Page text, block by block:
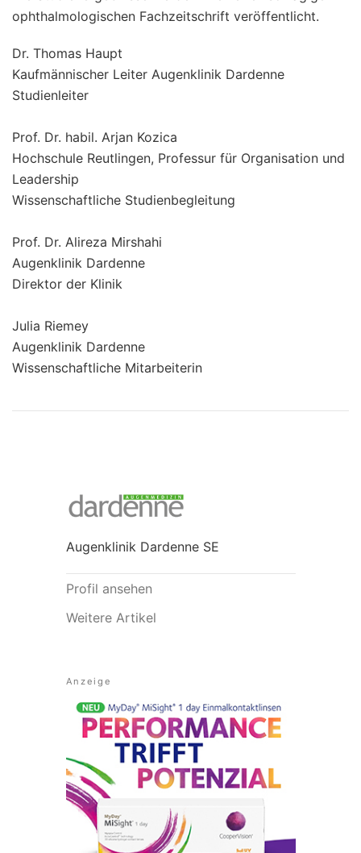
ophthalmologischen Fachzeitschrift veröffentlicht.
Dr. Thomas Haupt
Kaufmännischer Leiter Augenklinik Dardenne
Studienleiter
Prof. Dr. habil. Arjan Kozica
Hochschule Reutlingen, Professur für Organisation und
Leadership
Wissenschaftliche Studienbegleitung
Prof. Dr. Alireza Mirshahi
Augenklinik Dardenne
Direktor der Klinik
Julia Riemey
Augenklinik Dardenne
Wissenschaftliche Mitarbeiterin
Augenklinik Dardenne SE
Profil ansehen
Weitere Artikel